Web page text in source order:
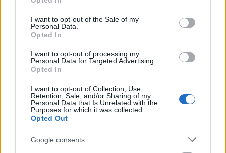
use your data for below specified purposes in below Google
consent section.
I want to opt-out of the Sale of my
Personal Data.
Opted In
I want to opt-out of processing my
Personal Data for Targeted Advertising.
Opted In
I want to opt-out of Collection, Use,
Retention, Sale, and/or Sharing of my
Personal Data that Is Unrelated with the
Purposes for which it was collected.
Opted Out
Google consents
TáncPark - Nyáresti táncélmény
élőben
mtothorsi•2020. június 24.